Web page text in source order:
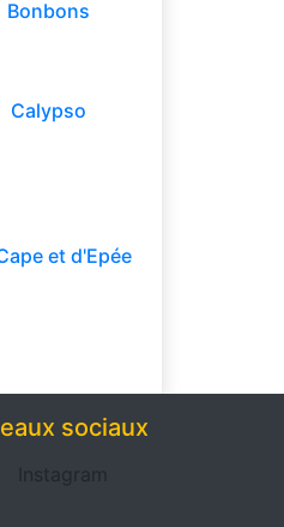
Bonbons
Calypso
et d'Epée
sociaux
Instagram